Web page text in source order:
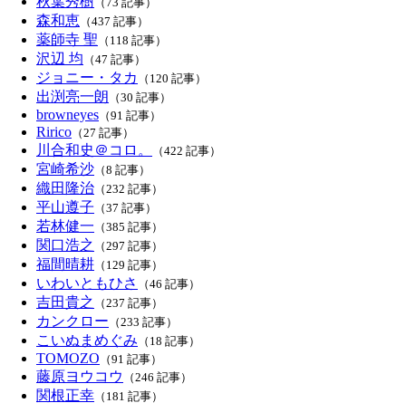
森和恵 （437 記事）
薬師寺 聖 （118 記事）
沢辺 均 （47 記事）
ジョニー・タカ （120 記事）
出渕亮一朗 （30 記事）
browneyes （91 記事）
Ririco （27 記事）
川合和史＠コロ。 （422 記事）
宮崎希沙 （8 記事）
織田隆治 （232 記事）
平山遵子 （37 記事）
若林健一 （385 記事）
関口浩之 （297 記事）
福間晴耕 （129 記事）
いわいともひさ （46 記事）
吉田貴之 （237 記事）
カンクロー （233 記事）
こいぬまめぐみ （18 記事）
TOMOZO （91 記事）
藤原ヨウコウ （246 記事）
関根正幸 （181 記事）